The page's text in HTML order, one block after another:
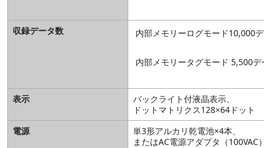
収録データ数 内部メモリーログモード10,000デ
内部メモリータグモード 5,500デ
表示
バックライト付液晶表示、
ドットマトリクス128×64ドット
電源
単3形アルカリ乾電池×4本、
またはAC電源アダプタ（100VAC）